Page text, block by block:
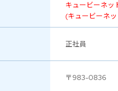
キュービーネッ
(キュービーネ
正社員
〒983-0836